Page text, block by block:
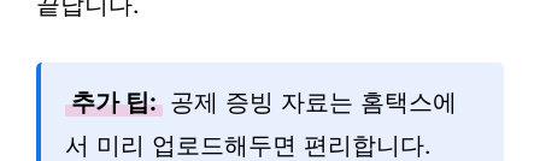
추가 팁: 공제 증빙 자료는 홈택스에
서 미리 업로드해두면 편리합니다.